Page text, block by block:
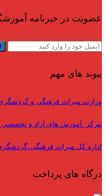
عضویت در خبرنامه
پیوند های مهم
وزارت میراث فرهنگی و
مرکز آموزش های آزاد و تخصصی
اداره کل میراث
درگاه های پرداخت